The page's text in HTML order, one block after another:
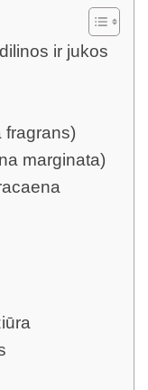
ir jukos
fragrans)
marginata)